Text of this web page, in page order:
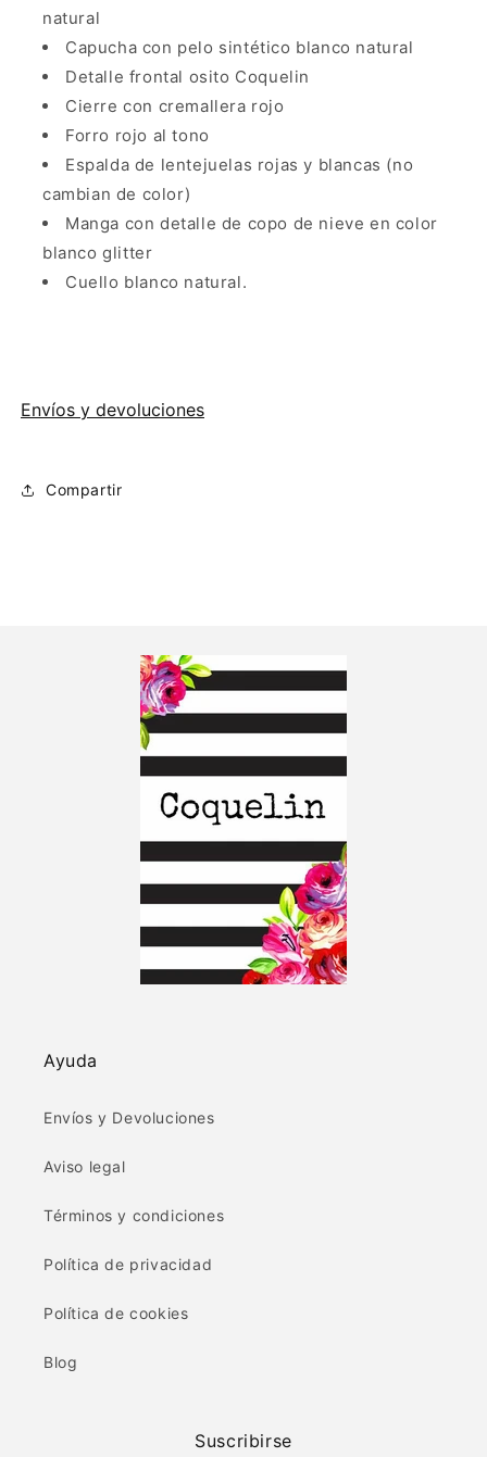
natural
Capucha con pelo sintético blanco natural
Detalle frontal osito Coquelin
Cierre con cremallera rojo
Forro rojo al tono
Espalda de lentejuelas rojas y blancas (no
cambian de color)
Manga con detalle de copo de nieve en color
blanco glitter
Cuello blanco natural.
Envíos y devoluciones
Compartir
Ayuda
Envíos y Devoluciones
Aviso legal
Términos y condiciones
Política de privacidad
Política de cookies
Blog
Suscribirse